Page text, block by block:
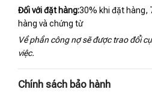
Đối với đặt hàng:30% khi đặt hàng,
hàng và chứng từ
Về phần công nợ sẽ được trao đổi
việc.
Chính sách bảo hành